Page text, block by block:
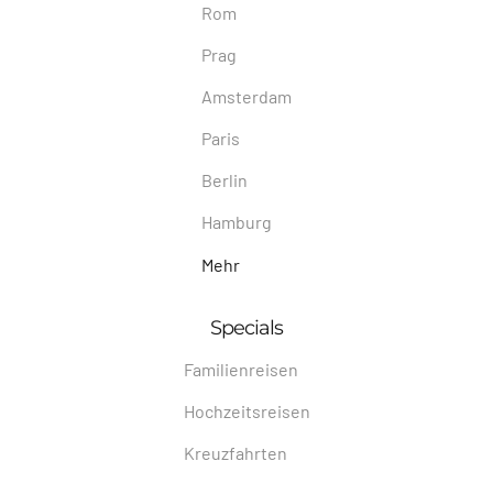
Rom
Prag
Amsterdam
Paris
Berlin
Hamburg
Mehr
Specials
Familienreisen
Hochzeitsreisen
Kreuzfahrten